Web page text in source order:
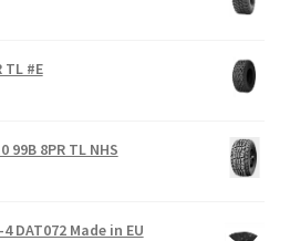
TL #E
99B 8PR TL NHS
DAT072 Made in EU